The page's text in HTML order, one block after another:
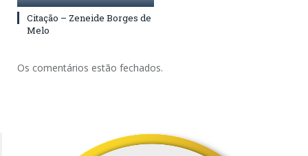
Citação – Zeneide Borges de
Melo
Os comentários estão fechados.